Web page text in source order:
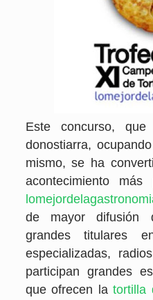
Este concurso,
donostiarra,
mismo, se ha
acontecimiento
de mayor difusión
grandes titulares
especializadas,
participan grandes
que ofrecen latortilla